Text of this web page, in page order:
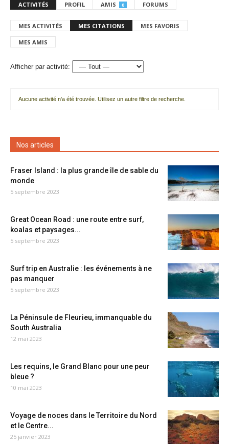
ACTIVITÉS PROFIL AMIS 0 FORUMS
MES ACTIVITÉS MES CITATIONS MES FAVORIS
MES AMIS
Afficher par activité:
Aucune activité n'a été trouvée. Utilisez un autre filtre de recherche.
Nos articles
Fraser Island : la plus grande île de sable du
monde
5 septembre 2023
Great Ocean Road : une route entre surf,
koalas et paysages...
5 septembre 2023
Surf trip en Australie : les événements à ne
pas manquer
5 septembre 2023
La Péninsule de Fleurieu, immanquable du
South Australia
12 mai 2023
Les requins, le Grand Blanc pour une peur
bleue ?
10 mai 2023
Voyage de noces dans le Territoire du Nord
et le Centre...
25 janvier 2023